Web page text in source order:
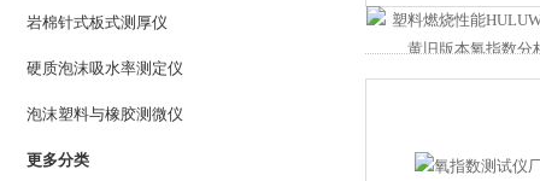
岩棉针式板式测厚仪
硬质泡沫吸水率测定仪
泡沫塑料与橡胶测微仪
更多分类